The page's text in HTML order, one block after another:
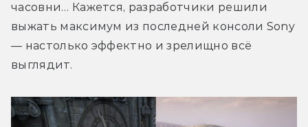
часовни… Кажется, разработчики решили
выжать максимум из последней консоли Sony
— настолько эффектно и зрелищно всё
выглядит.